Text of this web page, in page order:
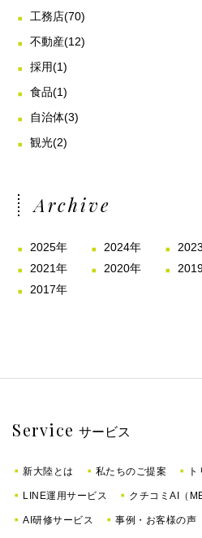
工務店(70)
不動産(12)
採用(1)
食品(1)
自治体(3)
観光(2)
Archive
2025年 2024年
2021年
2020年
2017年
Service サービス
新大陸とは 私たちのご提案
LINE運用サービス クチコミAI（
AI研修サービス 事例・お客様の声